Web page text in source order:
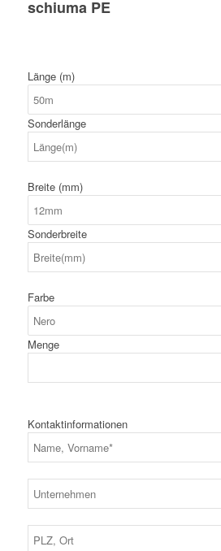
schiuma PE
Länge (m)
Sonderlänge
Breite (mm)
Sonderbreite
Farbe
Menge
Kontaktinformationen